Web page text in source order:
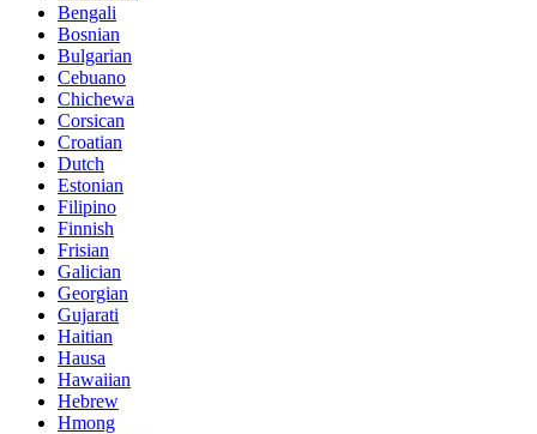
Bengali
Bosnian
Bulgarian
Cebuano
Chichewa
Corsican
Croatian
Dutch
Estonian
Filipino
Finnish
Frisian
Galician
Georgian
Gujarati
Haitian
Hausa
Hawaiian
Hebrew
Hmong